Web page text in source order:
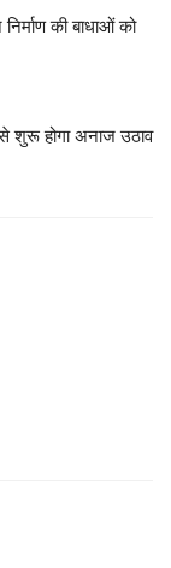
की बाधाओं को
शुरू होगा अनाज उठाव